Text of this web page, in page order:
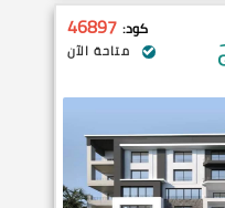
كود: 46897
متاحة الآن